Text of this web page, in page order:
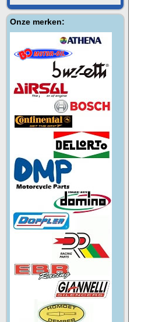
Onze merken: